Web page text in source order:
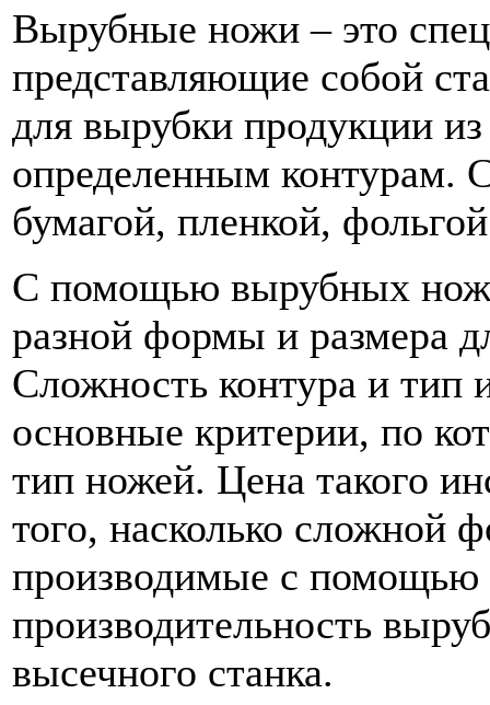
Вырубные ножи – это
представляющие собой
для вырубки продукции
определенным контурам.
бумагой, пленкой,
С помощью вырубных
разной формы и размера
Сложность контура и тип
основные критерии, по
тип ножей. Цена такого
того, насколько
производимые с помощью
производительность
высечного станка.